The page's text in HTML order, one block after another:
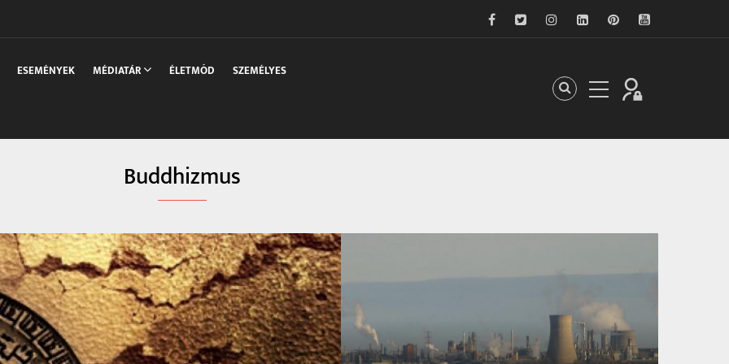
ESEMÉNYEK MÉDIATÁR ÉLETMÓD SZEMÉLYES
Buddhizmus